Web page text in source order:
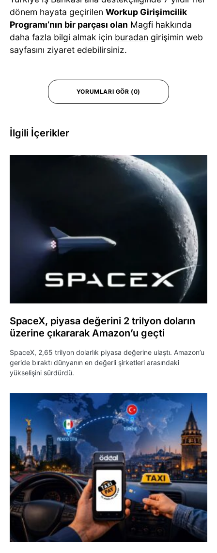
dönem hayata geçirilen Workup Girişimcilik
Programı’nın bir parçası olan Magfi hakkında
daha fazla bilgi almak için buradan girişimin web
sayfasını ziyaret edebilirsiniz.
YORUMLARI GÖR (0)
İlgili İçerikler
SpaceX, piyasa değerini 2 trilyon doların
üzerine çıkararak Amazon’u geçti
SpaceX, 2,65 trilyon dolarlık piyasa değerine ulaştı. Amazon’u
geride bıraktı dünyanın en değerli şirketleri arasındaki
yükselişini sürdürdü.